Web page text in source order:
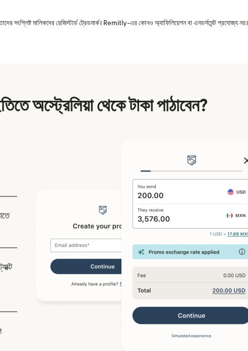
সংশ্লিষ্ট মালিকদের রেজিস্টার্ড ট্রেডমার্ক। Remitly-এর কোনও অ্যাফিলিয়েশন বা এনডর্সমেন্ট প্রযোজ্য নয়।
অস্ট্রেলিয়া থেকে টাকা পাঠাবেন?